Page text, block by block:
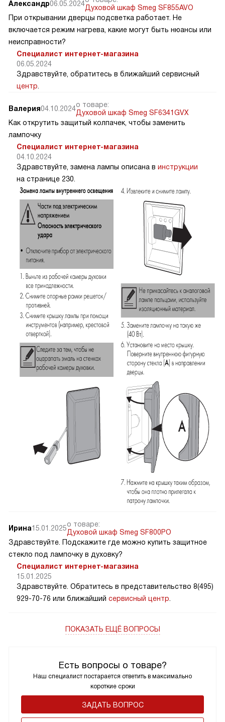
Есть вопросы о товаре?
Наш специалист постарается ответить в максимально
короткие сроки
ЗАДАТЬ ВОПРОС
Александр06.05.2024Духовой шкаф Smeg SF855AVO
При открывании дверцы подсветка работает. Не
включается режим нагрева, какие могут быть нюансы или
неисправности?
Специалист интернет-магазина
06.05.2024
Здравствуйте, обратитесь в ближайший сервисный
центр
Валерия04.10.2024о товаре:
Духовой шкаф Smeg SF6341GVX
Как открутить защитый колпачек, чтобы заменить
лампочку
Специалист интернет-магазина
04.10.2024
Здравствуйте, замена лампы описана в инструкции
на странице 230.
Ирина15.01.2025о товаре:
Духовой шкаф Smeg SF800PO
Здравствуйте. Подскажите где можно купить защитное
стекло под лампочку в духовку?
Специалист интернет-магазина
15.01.2025
Здравствуйте. Обратитесь в представительство 8(495)
929-70-76 или ближайший сервисный центр
ПОКАЗАТЬ ЕЩЁ ВОПРОСЫ